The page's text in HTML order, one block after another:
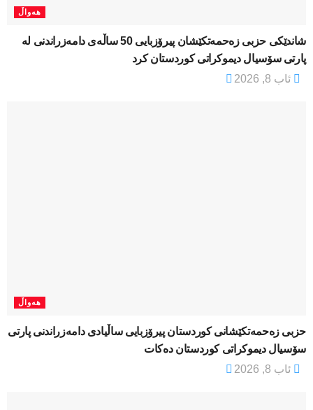
هەواڵ
شاندێکی حزبی زەحمەتکێشان پیرۆزبایی 50 ساڵەی دامەزراندنی لە
پارتی سۆسیال دیموکراتی کوردستان کرد
ئاب 8, 2026
هەواڵ
​حزبی زەحمەتکێشانی کوردستان پیرۆزبایی ساڵیادی دامەزراندنی پارتی
سۆسیال دیموکراتی کوردستان دەکات
ئاب 8, 2026